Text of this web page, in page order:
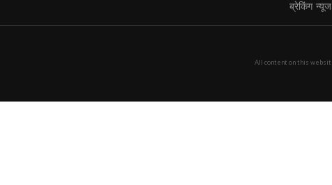
ब्रेकिंग न्यूज
All content on this